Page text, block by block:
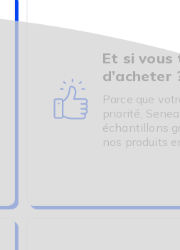
Et si
d’acheter
Parce que
priorité,
échantillons
nos produits